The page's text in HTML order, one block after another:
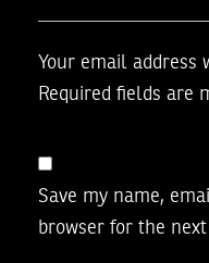
Your email address
Required fields are
Save my name,
browser for the